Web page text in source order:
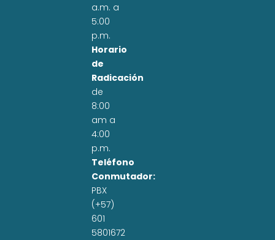
a.m. a
5:00
p.m.
Horario
de
Radicación
de
8:00
am a
4:00
p.m.
Teléfono
Conmutador:
PBX
(+57)
601
5801672